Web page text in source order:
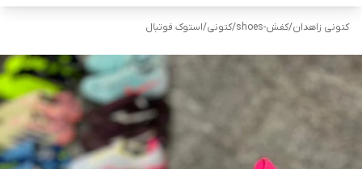
کتونی زاهدان/کفش-shoes /کتونی/استوک فوتبال